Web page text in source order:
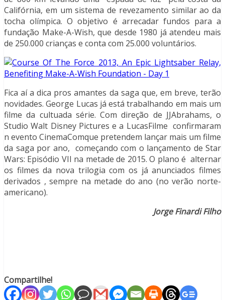
Califórnia, em um sistema de revezamento similar ao da
tocha olímpica. O objetivo é arrecadar fundos para a
fundação Make-A-Wish, que desde 1980 já atendeu mais
de 250.000 crianças e conta com 25.000 voluntários.
Fica aí a dica pros amantes da saga que, em breve, terão
novidades. George Lucas já está trabalhando em mais um
filme da cultuada série. Com direção de JJAbrahams, o
Studio Walt Disney Pictures e a LucasFilme confirmaram
n evento CinemaComque pretendem lançar mais um filme
da saga por ano, começando com o lançamento de Star
Wars: Episódio VII na metade de 2015. O plano é alternar
os filmes da nova trilogia com os já anunciados filmes
derivados , sempre na metade do ano (no verão norte-
americano).
Jorge Finardi Filho
Compartilhe!